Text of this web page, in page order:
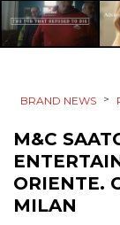
ESTERNA
BRAND NEWS >
M&C
ORIENTE.
MILAN